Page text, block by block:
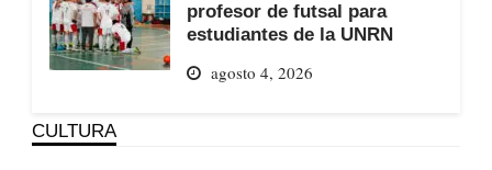
profesor de futsal para
estudiantes de la UNRN
agosto 4, 2026
CULTURA